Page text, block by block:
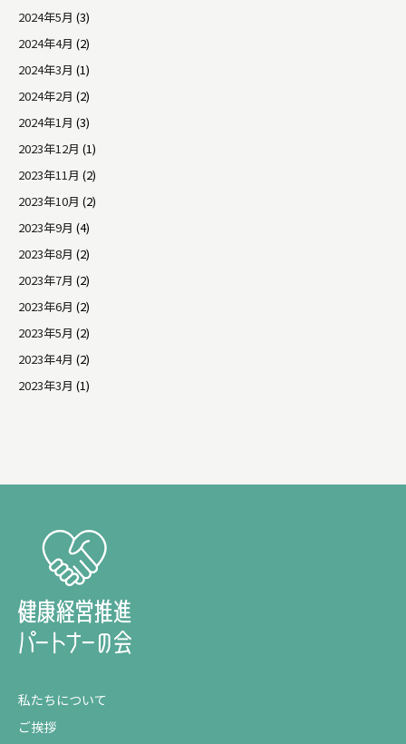
2024年5月 (3)
2024年4月 (2)
2024年3月 (1)
2024年2月 (2)
2024年1月 (3)
2023年12月 (1)
2023年11月 (2)
2023年10月 (2)
2023年9月 (4)
2023年8月 (2)
2023年7月 (2)
2023年6月 (2)
2023年5月 (2)
2023年4月 (2)
2023年3月 (1)
私たちについて
ご挨拶